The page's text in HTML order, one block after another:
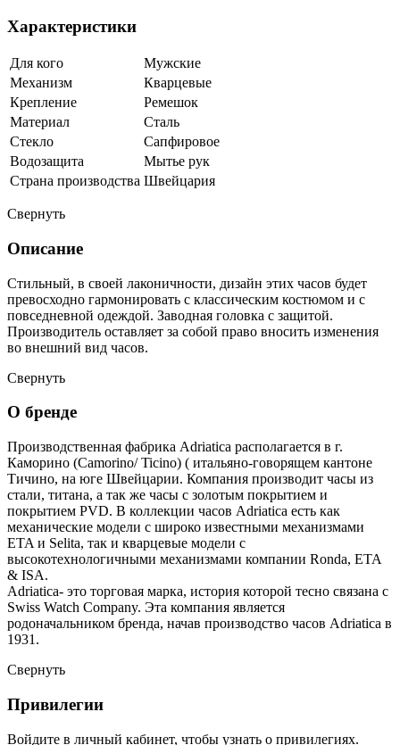
Характеристики
Для кого
Мужские
Механизм
Кварцевые
Крепление
Ремешок
Материал
Сталь
Стекло
Сапфировое
Водозащита
Мытье рук
Страна производства Швейцария
Свернуть
Описание
Стильный, в своей лаконичности, дизайн этих часов будет
превосходно гармонировать с классическим костюмом и с
повседневной одеждой. Заводная головка с защитой.
Производитель оставляет за собой право вносить изменения
во внешний вид часов.
Свернуть
О бренде
Производственная фабрика Adriatica располагается в г.
Каморино (Camorino/ Ticino) ( итальяно-говорящем кантоне
Тичино, на юге Швейцарии. Компания производит часы из
стали, титана, а так же часы с золотым покрытием и
покрытием PVD. В коллекции часов Adriatica есть как
механические модели с широко известными механизмами
ETA и Selita, так и кварцевые модели с
высокотехнологичными механизмами компании Ronda, ETA
& ISA.
Adriatica- это торговая марка, история которой тесно связана с
Swiss Watch Company. Эта компания является
родоначальником бренда, начав производство часов Adriatica в
1931.
Свернуть
Привилегии
Войдите в личный кабинет, чтобы узнать о привилегиях.